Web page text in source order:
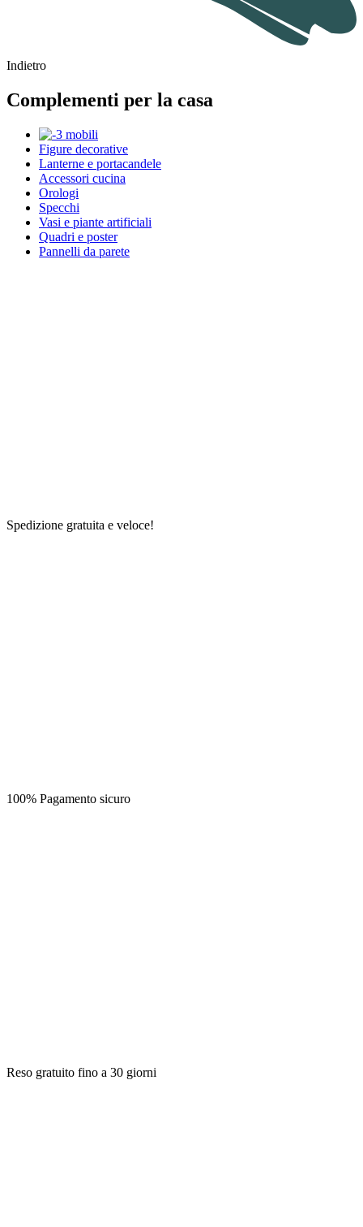
Indietro
Complementi per la casa
Figure decorative
Lanterne e portacandele
Accessori cucina
Orologi
Specchi
Vasi e piante artificiali
Quadri e poster
Pannelli da parete
Spedizione gratuita e veloce!
100% Pagamento sicuro
Reso gratuito fino a 30 giorni